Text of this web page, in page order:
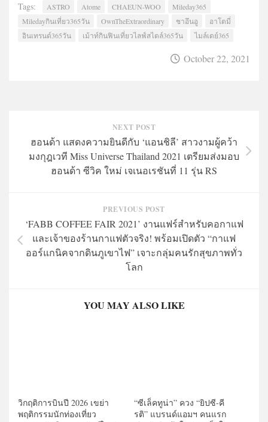
Tags: ASTRO Atome CHAEUN-WOO
Mileday365
Miledayกินเที่ยว365วัน
OwnTheExtraordinary ชาอึนอู
อาโตมี่
อินเทรนด์365วัน
เม้าท์กินฟินเที่ยวไลฟ์สไตล์365วัน ไมล์เดย์365
October 22, 2021
NEXT POST
ฮอนด้า แสดงความยินดีกับ ‘แอนชิลี’ สาวงามผู้คว้า
มงกุฎเวที Miss Universe Thailand 2021 เตรียมส่งมอบ
ฮอนด้า ซีวิค ใหม่ เจเนอเรชันที่ 11 รุ่น RS
PREVIOUS POST
‘FABB COFFEE FAIR 2021’ งานแฟร์สำหรับคอกาแฟ
และเจ้าของร้านกาแฟตัวจริง! พร้อมเปิดตัว “กาแฟ
ออร์แกนิคจากดินภูเขาไฟ” เจาะกลุ่มคนรักสุขภาพทั่ว
โลก
YOU MAY ALSO LIKE
วิกฤติการบินปี 2026 เขย่า
พฤติกรรมนักท่องเที่ยว
“ซีเล็คทูน่า” ควง “ยิปซี-คี
รติ” แบรนด์แอมฯ คนแรก